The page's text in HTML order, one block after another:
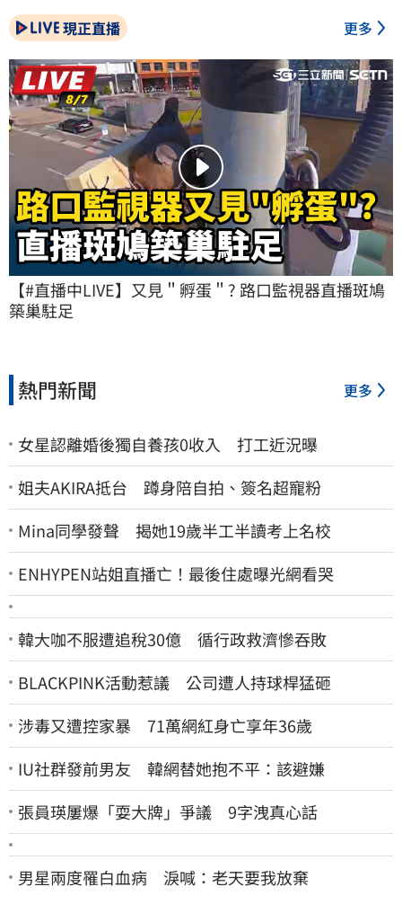
現正直播 更多
【#直播中LIVE】又見＂孵蛋＂? 路口監視器直播斑鳩
築巢駐足
熱門新聞 更多
女星認離婚後獨自養孩0收入 打工近況曝
姐夫AKIRA抵台 蹲身陪自拍、簽名超寵粉
Mina同學發聲 揭她19歲半工半讀考上名校
ENHYPEN站姐直播亡！最後住處曝光網看哭
韓大咖不服遭追稅30億 循行政救濟慘吞敗
BLACKPINK活動惹議 公司遭人持球桿猛砸
涉毒又遭控家暴 71萬網紅身亡享年36歲
IU社群發前男友 韓網替她抱不平：該避嫌
張員瑛屢爆「耍大牌」爭議 9字洩真心話
男星兩度罹白血病 淚喊：老天要我放棄